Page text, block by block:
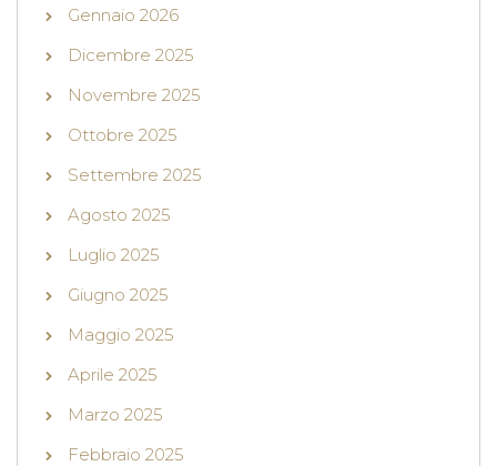
Gennaio 2026
Dicembre 2025
Novembre 2025
Ottobre 2025
Settembre 2025
Agosto 2025
Luglio 2025
Giugno 2025
Maggio 2025
Aprile 2025
Marzo 2025
Febbraio 2025